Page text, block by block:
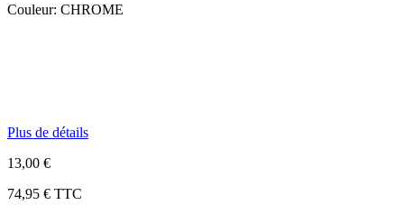
Couleur: CHROME
Plus de détails
13,00 €
74,95 € TTC